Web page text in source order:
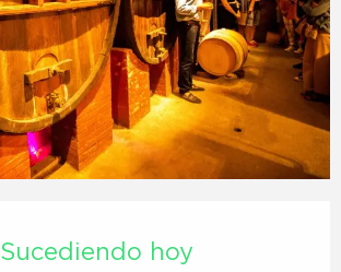
Sucediendo hoy